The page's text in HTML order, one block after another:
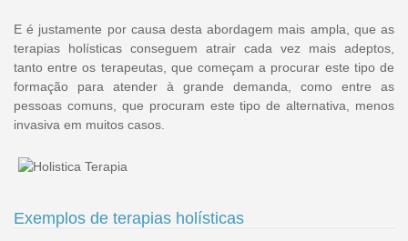
E é justamente por causa desta abordagem mais ampla, que as
terapias holísticas conseguem atrair cada vez mais adeptos,
tanto entre os terapeutas, que começam a procurar este tipo de
formação para atender à grande demanda, como entre as
pessoas comuns, que procuram este tipo de alternativa, menos
invasiva em muitos casos.
Exemplos de terapias holísticas